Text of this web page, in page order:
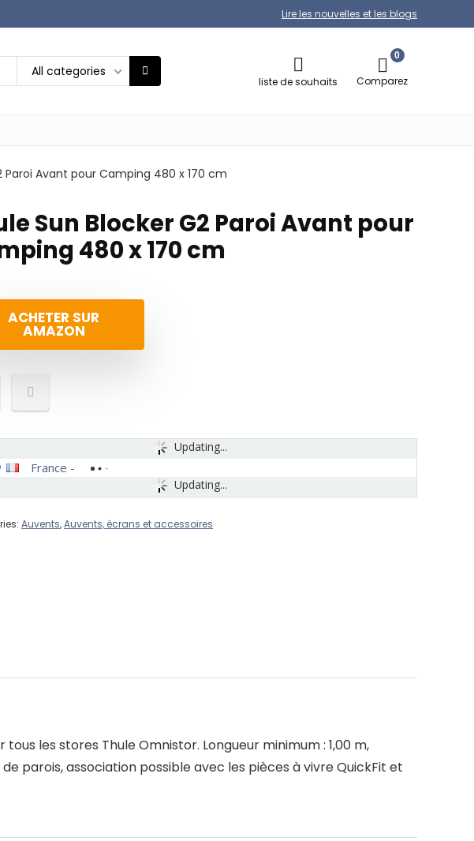
Lire les nouvelles et les blogs
All categories
liste de souhaits
0
Comparez
Paroi Avant pour Camping 480 x 170 cm
Sun Blocker G2 Paroi Avant pour
480 x 170 cm
ACHETER SUR
AMAZON
Updating...
Updating...
France -
Auvents,Auvents, écrans et accessoires
les stores Thule Omnistor. Longueur minimum : 1,00 m,
parois, association possible avec les pièces à vivre QuickFit et